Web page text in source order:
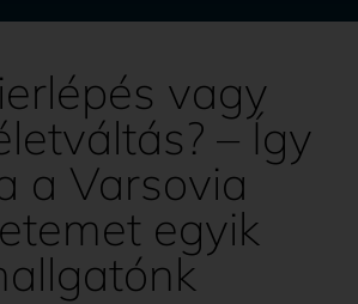
vagy
– Így
a Varsovia
egyik